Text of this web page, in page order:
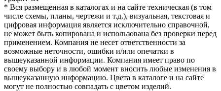
* Вся размещенная в каталогах и на сайте техническая (в том
числе схемы, планы, чертежи и т.д.), визуальная, текстовая и
цифровая информация является исключительно справочной,
не может быть копирована и использована без проверки перед
применением. Компания не несет ответственности за
возможные неточности, ошибки и/или опечатки в
вышеуказанной информации. Компания имеет право по
своему выбору и в любой момент вносить любые изменения в
вышеуказанную информацию. Цвета в каталоге и на сайте
могут не полностью совпадать с цветом изделий.